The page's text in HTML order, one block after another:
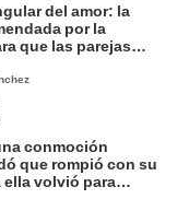
del amor: la
por la
que las parejas
conmoción
que rompió con su
ella volvió para